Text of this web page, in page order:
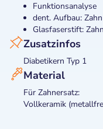
Funktionsanalyse
dent. Aufbau:
Glasfaserstift:
Zusatzinfos
Diabetikern Typ 1
Material
Für Zahnersatz:
Vollkeramik